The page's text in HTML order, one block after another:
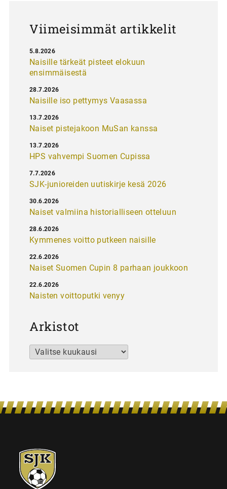
Viimeisimmät artikkelit
Naisille tärkeät pisteet elokuun
ensimmäisestä
5.8.2026
Naisille iso pettymys Vaasassa
28.7.2026
Naiset pistejakoon MuSan kanssa
13.7.2026
HPS vahvempi Suomen Cupissa
13.7.2026
SJK-junioreiden uutiskirje kesä 2026
7.7.2026
Naiset valmiina historialliseen otteluun
30.6.2026
Kymmenes voitto putkeen naisille
28.6.2026
Naiset Suomen Cupin 8 parhaan joukkoon
22.6.2026
Naisten voittoputki venyy
22.6.2026
Arkistot
Arkistot
SJK-
juniorit